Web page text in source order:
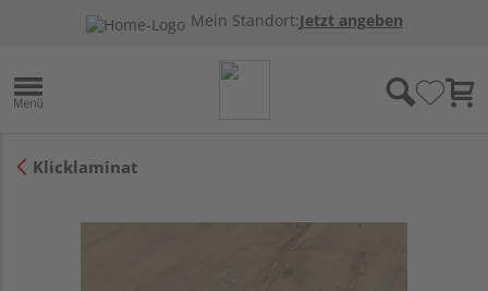
Mein Standort:Jetzt angeben
Klicklaminat